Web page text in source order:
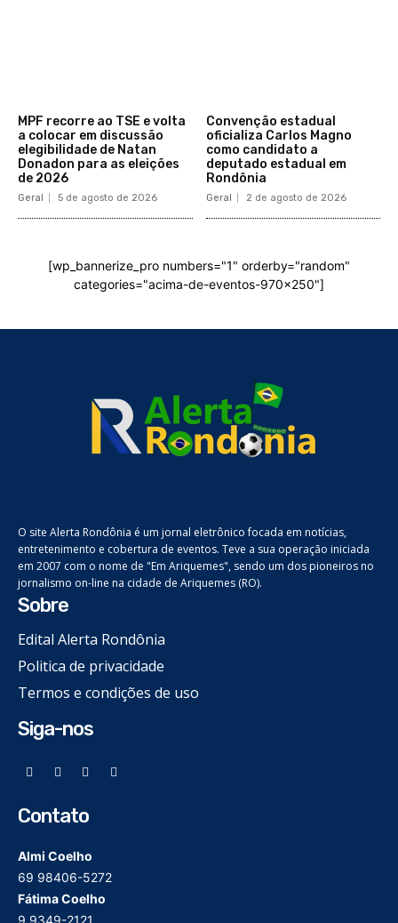
MPF recorre ao TSE e volta
a colocar em discussão
elegibilidade de Natan
Donadon para as eleições
de 2026
Geral 5 de agosto de 2026
Convenção estadual
oficializa Carlos Magno
como candidato a
deputado estadual em
Rondônia
Geral 2 de agosto de 2026
[wp_bannerize_pro numbers="1" orderby="random"
categories="acima-de-eventos-970x250"]
O site Alerta Rondônia é um jornal eletrônico focada em notícias,
entretenimento e cobertura de eventos. Teve a sua operação iniciada
em 2007 com o nome de "Em Ariquemes", sendo um dos pioneiros no
jornalismo on-line na cidade de Ariquemes (RO).
Sobre
Edital Alerta Rondônia
Politica de privacidade
Termos e condições de uso
Siga-nos
Contato
Almi Coelho
69 98406-5272
Fátima Coelho
9 9349-2121